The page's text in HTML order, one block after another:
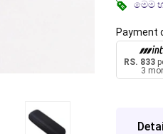
මෙම
Payment
RS. 833
3